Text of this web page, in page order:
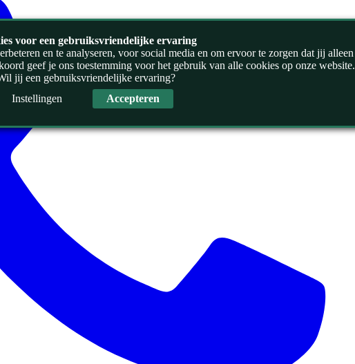
voor een gebruiksvriendelijke ervaring
en te analyseren, voor social media en om ervoor te zorgen dat jij alleen
geef je ons toestemming voor het gebruik van alle cookies op onze website.
jij een gebruiksvriendelijke ervaring?
Instellingen
Accepteren